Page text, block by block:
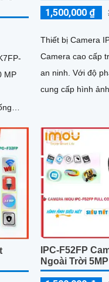
MP
1,500,000 ₫
Thiết bị Camera
Camera cao cấp
an ninh. Với độ phân giải cao 2MP, nó
cung cấp hình
IPC-F52FP
Ngoài Trời 5MP